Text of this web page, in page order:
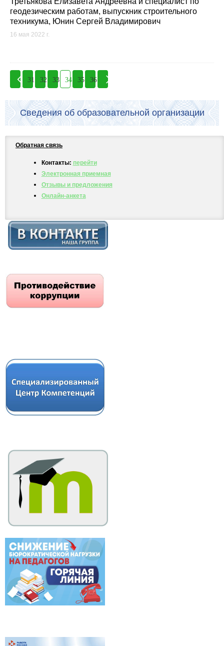
геодезическим работам, выпускник строительного
техникума, Юнин Сергей Владимирович
16 мая 2022 г.
31 32 33 34 35 36
Сведения об образовательной организации
Обратная связь
Контакты: перейти
Электронная приемная
Отзывы и предложения
Онлайн-анкета